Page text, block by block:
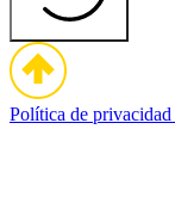
Política de privacidad